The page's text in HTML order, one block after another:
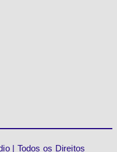
| Todos os Direitos